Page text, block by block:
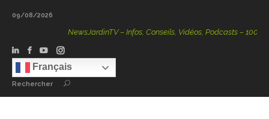
09/08/2026
NewsJardinTV – Infos, Conseils, Vidéos, Podcasts – 100 %
Français
Rechercher